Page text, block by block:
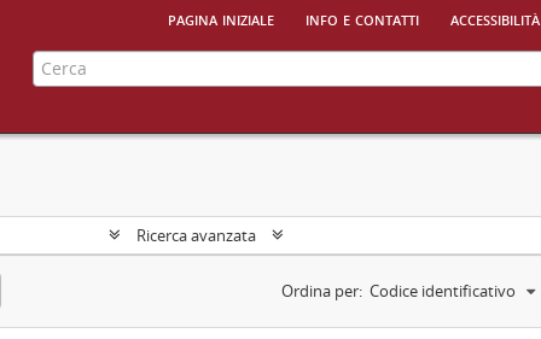
pagina iniziale info e contatti accessibilità
Ricerca avanzata
Ordina per: Codice identificativo